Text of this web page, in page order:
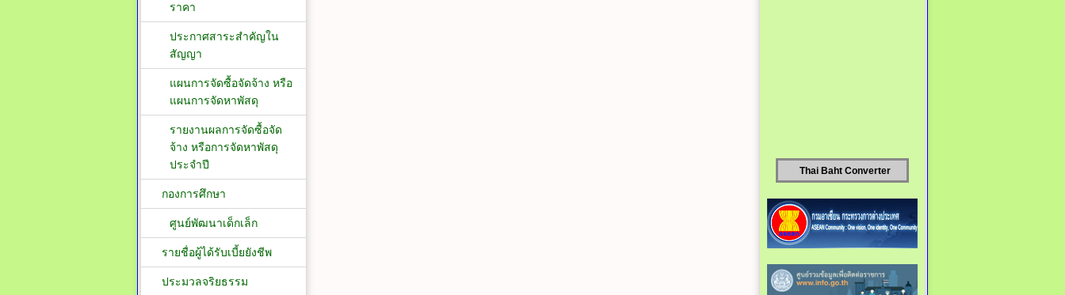
ราคา
ประกาศสาระสำคัญใน
สัญญา
แผนการจัดซื้อจัดจ้าง หรือ
แผนการจัดหาพัสดุ
รายงานผลการจัดซื้อจัด
จ้าง หรือการจัดหาพัสดุ
ประจำปี
กองการศึกษา
ศูนย์พัฒนาเด็กเล็ก
รายชื่อผู้ได้รับเบี้ยยังชีพ
ประมวลจริยธรรม
Thai Baht Converter